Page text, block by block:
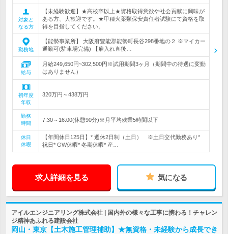
対象と
なる方
【未経験歓迎】★高校卒以上★資格取得意欲や社会貢献に興味が
ある方、大歓迎です。★甲種火薬類保安責任者試験にて資格を取
得を目指してください。
勤務地
【能勢事業所】 大阪府豊能郡能勢町長谷298番地の２ ※マイカー
通勤可(駐車場完備) 【雇入れ直後…
給与
月給249,650円~302,500円※試用期間3ヶ月（期間中の待遇に変動
はありません）
初年度
年収
320万円～438万円
勤務
時間
7:30～16:00(休憩90分)※月平均残業5時間以下
休日
休暇
【年間休日125日】* 週休2日制（土日） ※土日交代勤務あり*
祝日* GW休暇* 冬期休暇* 産…
求人詳細を見る 気になる
アイルエンジニアリング株式会社 | 国内外の様々な工事に携わる！チャレン
ジ精神あふれる建設会社
岡山・東京【土木施工管理補助】★無資格・未経験から成長でき